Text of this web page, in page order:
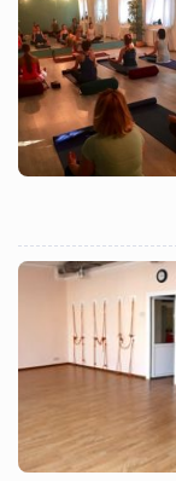
Назад
Назад